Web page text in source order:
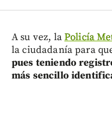
A su vez, laPolicía
la ciudadanía para
pues teniendo
más sencillo